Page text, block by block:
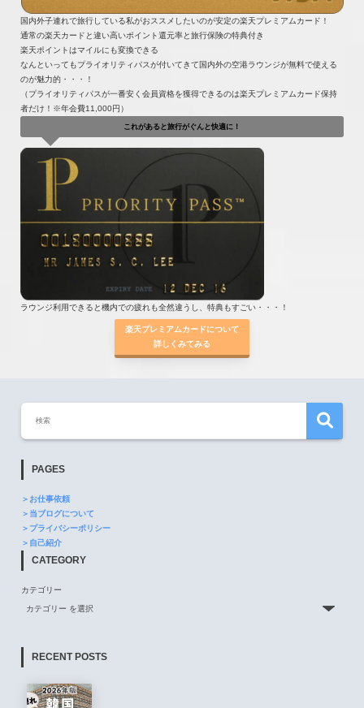
国内外子連れで旅行している私がおススメしたいのが安定の楽天プレミアムカード！
通常の楽天カードと違い高いポイント還元率と旅行保険の特典付き
楽天ポイントはマイルにも変換できる
なんといってもプライオリティパスが付いてきて国内外の空港ラウンジが無料で使える
のが魅力的・・・！
（プライオリティパスが一番安く会員資格を獲得できるのは楽天プレミアムカード保持
者だけ！※年会費11,000円）
これがあると旅行がぐんと快適に！
ラウンジ利用できると機内での疲れも全然違うし、特典もすごい・・・！
楽天プレミアムカードについて
詳しくみてみる
PAGES
＞お仕事依頼
＞当ブログについて
＞プライバシーポリシー
＞自己紹介
CATEGORY
カテゴリー
RECENT POSTS